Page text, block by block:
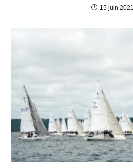
15 juin 2021